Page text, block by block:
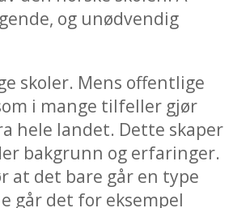
og unødvendig
skoler. Mens offentlige
i mange tilfeller gjør
hele landet. Dette skaper
bakgrunn og erfaringer.
at det bare går en type
går det for eksempel